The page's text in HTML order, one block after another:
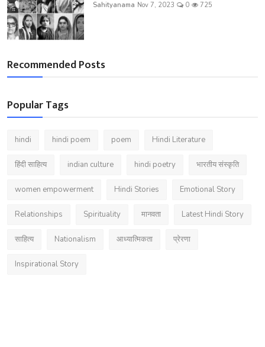
Sahityanama Nov 7, 2023 0 725
Recommended Posts
Popular Tags
hindi hindi poem poem Hindi Literature
हिंदी साहित्य indian culture hindi poetry भारतीय संस्कृति
women empowerment Hindi Stories Emotional Story
Relationships Spirituality मानवता Latest Hindi Story
साहित्य Nationalism आध्यात्मिकता प्रेरणा
Inspirational Story